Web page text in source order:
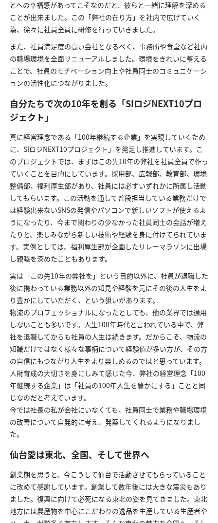
とへの幸福感があってこそなのだと、彼らと一緒に理解を深める
ことが出来ました。この「弊社の在り方」を社内で広げていく
為、徐々に社員全員に研修を行っていきました。
また、社員満足度の高い会社となるべく、事務所や食堂など社内
の職場環境を全面リニューアルしました。環境をきれいに整える
ことで、社員のモチベーション向上や社員同士のコミュニケーシ
ョンの活性化につながりました。
自分たちで次の10年を創る「SIロジNEXT10プロ
ジェクト」
真に経営理念である「100年継続する企業」を実現していくため
に、SIロジNEXT10プロジェクト」を発足し推進しています。こ
のプロジェクトでは、まずはこの先10年の弊社を社員全員で作っ
ていくことを目的にしています。採用部、広報部、教育部、環境
整備部、福利厚生部があり、社員には必ずいずれかに所属し活動
してもらいます。この活動を通して普段担当している業務だけで
は経験出来ないSNSの発信やパソコンで新しいソフトが使えるよ
うになったり、今まで関わりの少なかった社員同士の会話が増え
たりと、楽しみながら新しい技術や経験を身に付けてられていま
す。実例としては、福利厚生部が企画したリレーマラソンに出場
し親睦を深めたこともあります。
実は「この先10年の弊社を」という目的以外に、社員が退職した
後に携わっている業務以外の知見や経験を元にその後の人生をよ
り豊かにしていただく、という狙いがあります。
物流のプロフェッショナルになったとしても、他の業界では通用
しないことも多いです。人生100年時代と言われている中で、弊
社を退職してからも社員の人生は続きます。だからこそ、物流の
知識だけではなく様々な事柄について経験値が多い方が、その方
の自信にもつながり人生をより楽しめるのではと思っています。
人財育成の大切さを身にしみて感じた今、弊社の経営理念「100
年継続する企業」は「社員の100年人生を豊かにする」ことと同
じなのだと考えています。
今では社長の私が会社にいなくても、社員同士で業務や職場環境
の改善について自発的に考え、発案してくれるようになりまし
た。
仙台愛は東北、全国、そして世界へ
創業期を思うと、今こうして仙台で活動させてもらっていること
に改めて感謝しています。創業して数年後には大きな震災もあり
ました。復興に向けて必死になる東北の姿を見てきました。東北
地方には農産物を中心にこだわりの逸品を生産している生産者や